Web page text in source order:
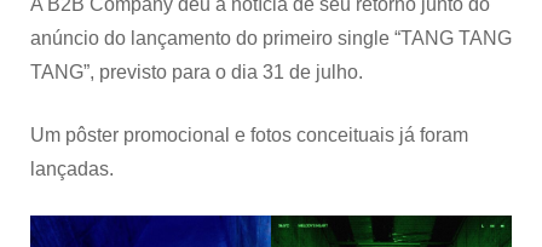
anúncio do lançamento do primeiro single “TANG TANG
TANG”, previsto para o dia 31 de julho.
Um pôster promocional e fotos conceituais já foram
lançadas.